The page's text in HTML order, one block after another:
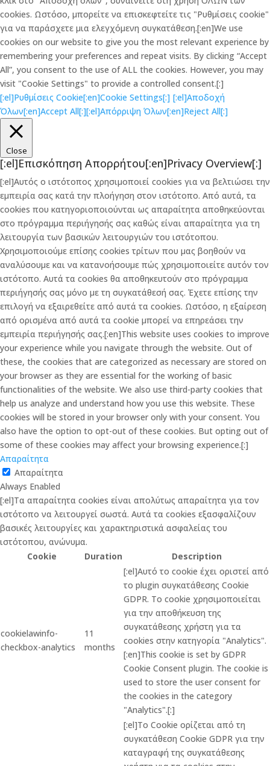
cookies. Ωστόσο, μπορείτε να επισκεφτείτε τις "Ρυθμίσεις cookie"
για να παράσχετε μια ελεγχόμενη συγκατάθεση.[:en]We use
cookies on our website to give you the most relevant experience by
remembering your preferences and repeat visits. By clicking “Accept
All”, you consent to the use of ALL the cookies. However, you may
visit "Cookie Settings" to provide a controlled consent.[:]
[:el]Ρυθμίσεις Cookie[:en]Cookie Settings[:] [:el]Αποδοχή
Όλων[:en]Accept All[:][:el]Απόρριψη Όλων[:en]Reject All[:]
Close
[:el]Επισκόπηση Απορρήτου[:en]Privacy Overview[:]
[:el]Αυτός ο ιστότοπος χρησιμοποιεί cookies για να βελτιώσει την
εμπειρία σας κατά την πλοήγηση στον ιστότοπο. Από αυτά, τα
cookies που κατηγοριοποιούνται ως απαραίτητα αποθηκεύονται
στο πρόγραμμα περιήγησής σας καθώς είναι απαραίτητα για τη
λειτουργία των βασικών λειτουργιών του ιστότοπου.
Χρησιμοποιούμε επίσης cookies τρίτων που μας βοηθούν να
αναλύσουμε και να κατανοήσουμε πώς χρησιμοποιείτε αυτόν τον
ιστότοπο. Αυτά τα cookies θα αποθηκευτούν στο πρόγραμμα
περιήγησής σας μόνο με τη συγκατάθεσή σας. Έχετε επίσης την
επιλογή να εξαιρεθείτε από αυτά τα cookies. Ωστόσο, η εξαίρεση
από ορισμένα από αυτά τα cookie μπορεί να επηρεάσει την
εμπειρία περιήγησής σας.[:en]This website uses cookies to improve
your experience while you navigate through the website. Out of
these, the cookies that are categorized as necessary are stored on
your browser as they are essential for the working of basic
functionalities of the website. We also use third-party cookies that
help us analyze and understand how you use this website. These
cookies will be stored in your browser only with your consent. You
also have the option to opt-out of these cookies. But opting out of
some of these cookies may affect your browsing experience.[:]
Απαραίτητα
Απαραίτητα
Always Enabled
[:el]Τα απαραίτητα cookies είναι απολύτως απαραίτητα για τον
ιστότοπο να λειτουργεί σωστά. Αυτά τα cookies εξασφαλίζουν
βασικές λειτουργίες και χαρακτηριστικά ασφαλείας του
ιστότοπου, ανώνυμα.
Cookie
Duration Description
cookielawinfo-
checkbox-analytics
11
months
[:el]Αυτό το cookie έχει οριστεί από
το plugin συγκατάθεσης Cookie
GDPR. Το cookie χρησιμοποιείται
για την αποθήκευση της
συγκατάθεσης χρήστη για τα
cookies στην κατηγορία "Analytics".
[:en]This cookie is set by GDPR
Cookie Consent plugin. The cookie is
used to store the user consent for
the cookies in the category
"Analytics".[:]
[:el]Το Cookie ορίζεται από τη
συγκατάθεση Cookie GDPR για την
καταγραφή της συγκατάθεσης